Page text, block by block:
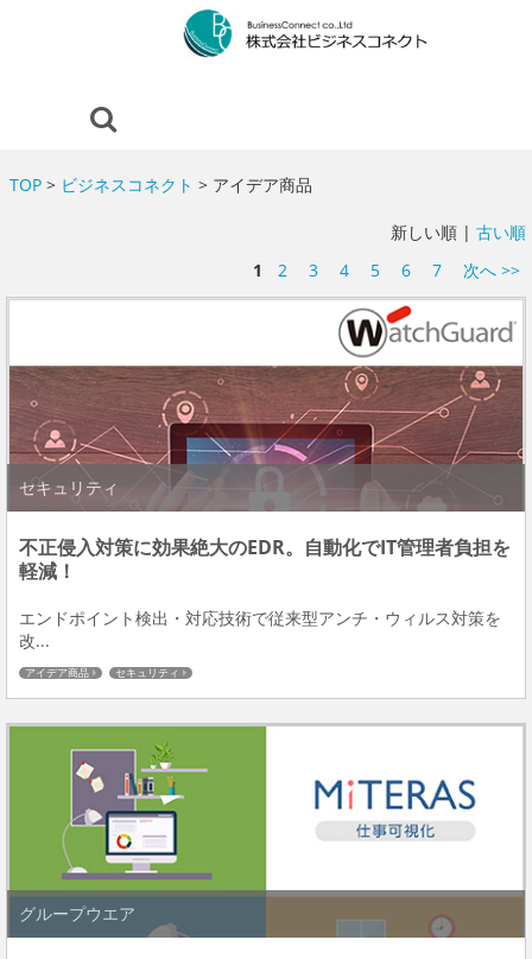
TOP> ビジネスコネクト > アイデア商品
新しい順 | 古い順
1
2 3 4 5 6 7 次へ >>
セキュリティ
不正侵入対策に効果絶大のEDR。自動化でIT管理者負担を
軽減！
エンドポイント検出・対応技術で従来型アンチ・ウィルス対策を
改...
アイデア商品 セキュリティ
グループウエア